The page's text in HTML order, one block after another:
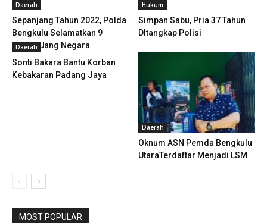
Daerah
Sepanjang Tahun 2022, Polda
Bengkulu Selamatkan 9
milyar Uang Negara
Hukum
Simpan Sabu, Pria 37 Tahun
DItangkap Polisi
Daerah
Sonti Bakara Bantu Korban
Kebakaran Padang Jaya
Daerah
Oknum ASN Pemda Bengkulu
UtaraTerdaftar Menjadi LSM
MOST POPULAR